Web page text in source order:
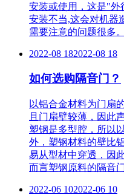
安装或使用，这是"外
安装不当,这会对机器
需要注意的问题很多
2022-08 182022-08 18
如何选购隔音门？
以铝合金材料为门扇
且门扇壁较薄，因此
塑钢是多型腔，所以
外，塑钢材料的壁比
易从型材中穿透，因
而言塑钢原料的隔音
2022-06 102022-06 10